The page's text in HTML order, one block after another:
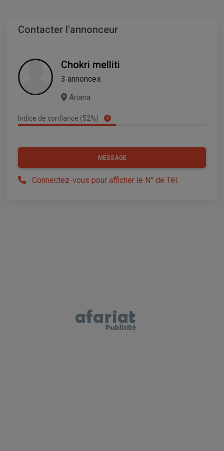
Contacter l'annonceur
Chokri melliti
3 annonces
Ariana
Indice de confiance (52%)
MESSAGE
Connectez-vous pour afficher le N° de Tél.